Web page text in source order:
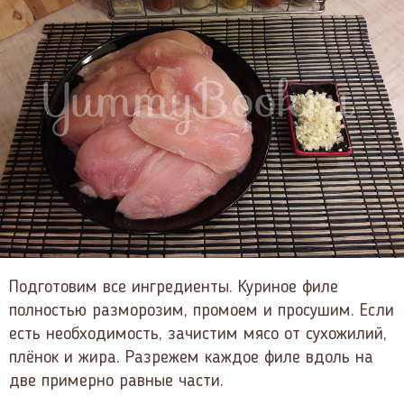
Подготовим все ингредиенты. Куриное филе
полностью разморозим, промоем и просушим. Если
есть необходимость, зачистим мясо от сухожилий,
плёнок и жира. Разрежем каждое филе вдоль на
две примерно равные части.